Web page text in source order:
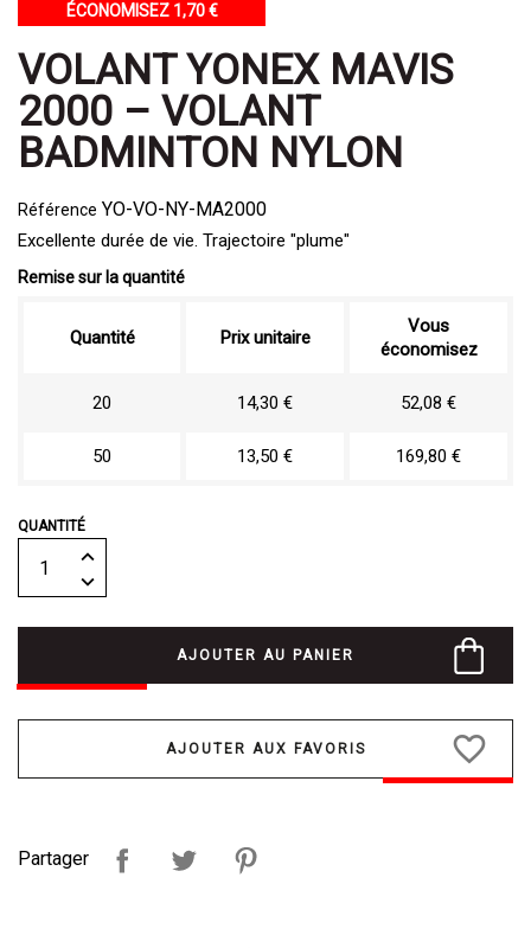
ÉCONOMISEZ 1,70 €
VOLANT YONEX MAVIS
2000 – VOLANT
BADMINTON NYLON
Référence YO-VO-NY-MA2000
Excellente durée de vie. Trajectoire "plume"
Remise sur la quantité
Quantité Prix unitaire
Vous
économisez
20 14,30 € 52,08 €
50 13,50 € 169,80 €
QUANTITÉ
AJOUTER AU PANIER
favorite_border
Partager